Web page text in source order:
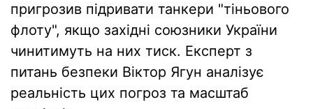
пригрозив підривати танкери "тіньового
флоту", якщо західні союзники України
чинитимуть на них тиск. Експерт з
питань безпеки Віктор Ягун аналізує
реальність цих погроз та масштаб